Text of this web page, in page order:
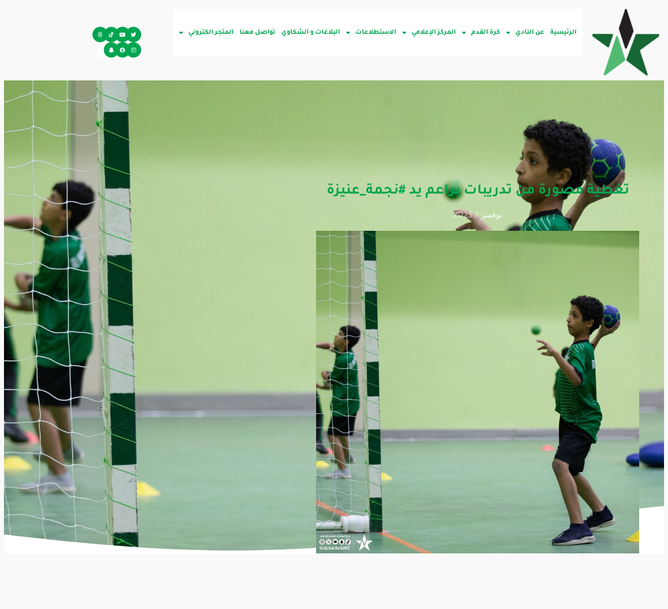
الرئيسية عن النادي كرة القدم المركز الإعلامي الاستطلاعات البلاغات و الشكاوي تواصل معنا المتجر الكتروني
تغطية مصورة من تدريبات براعم يد #نجمة_عنيزة
نوفمبر 1, 2023